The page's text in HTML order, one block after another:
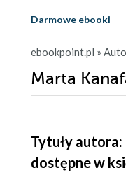
Darmowe ebooki
ebookpoint.pl »
Marta
Tytuły
dostępne w